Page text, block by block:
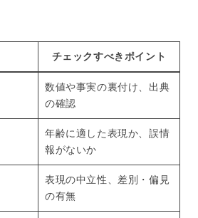
チェックすべきポイント
数値や事実の裏付け、出典
の確認
年齢に適した表現か、誤情
報がないか
表現の中立性、差別・偏見
の有無